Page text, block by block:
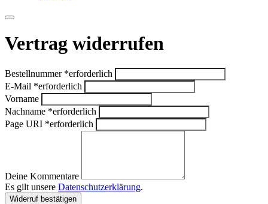
Vertrag widerrufen
Bestellnummer *erforderlich
E-Mail *erforderlich
Vorname
Nachname *erforderlich
Page URI *erforderlich
Deine Kommentare
Es gilt unsere Datenschutzerklärung.
Widerruf bestätigen